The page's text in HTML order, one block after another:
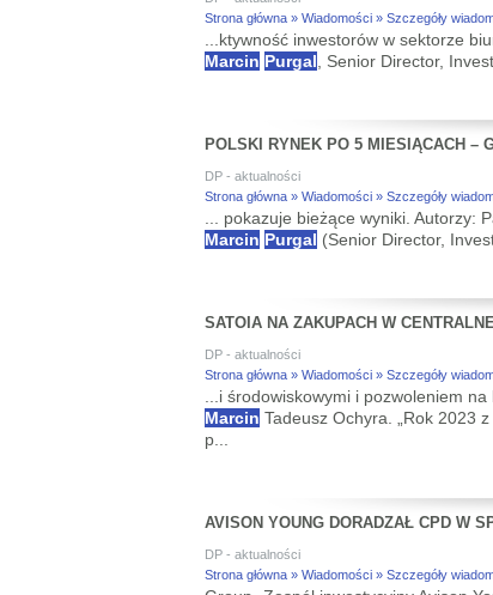
Strona główna » Wiadomości » Szczegóły
...ktywność inwestorów w sektorze
Marcin Purgal , Senior Director,
POLSKI RYNEK PO 5 MIESIĄCACH –
DP - aktualności
Strona główna » Wiadomości » Szczegóły
... pokazuje bieżące wyniki.
Marcin Purgal (Senior Director,
SATOIA NA ZAKUPACH W
DP - aktualności
Strona główna » Wiadomości » Szczegóły
...i środowiskowymi i pozwoleniem
Marcin Tadeusz Ochyra. „Rok 2023
p...
AVISON YOUNG DORADZAŁ CPD W
DP - aktualności
Strona główna » Wiadomości » Szczegóły